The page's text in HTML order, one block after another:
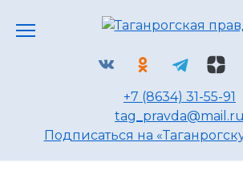
+7 (8634) 31-55-91
tag_pravda@mail.ru
Подписаться на